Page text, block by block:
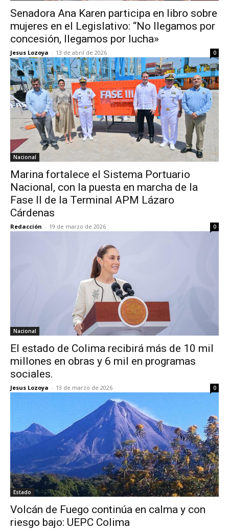
Senadora Ana Karen participa en libro sobre
mujeres en el Legislativo: “No llegamos por
concesión, llegamos por lucha»
Jesus Lozoya - 13 de abril de 2026 0
Nacional
Marina fortalece el Sistema Portuario
Nacional, con la puesta en marcha de la
Fase II de la Terminal APM Lázaro
Cárdenas
Redacción - 19 de marzo de 2026 0
Nacional
El estado de Colima recibirá más de 10 mil
millones en obras y 6 mil en programas
sociales.
Jesus Lozoya - 13 de marzo de 2026 0
Estado
Volcán de Fuego continúa en calma y con
riesgo bajo: UEPC Colima